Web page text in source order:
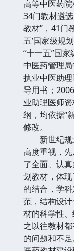
高等中医药
34门教材遴
教材”，41门
五’国家级规
“十一五”国
中医药管理
执业中医助
导用书；
业助理医师
纲，均依据“
修改。
新世纪规
高度重视，
了全面、认
划教材，体
的结合，学
范，结构设
材的科学性
之以往教材
的问题和不